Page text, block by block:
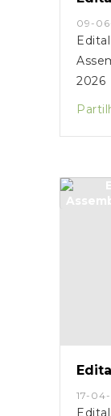
09-
2026
17-